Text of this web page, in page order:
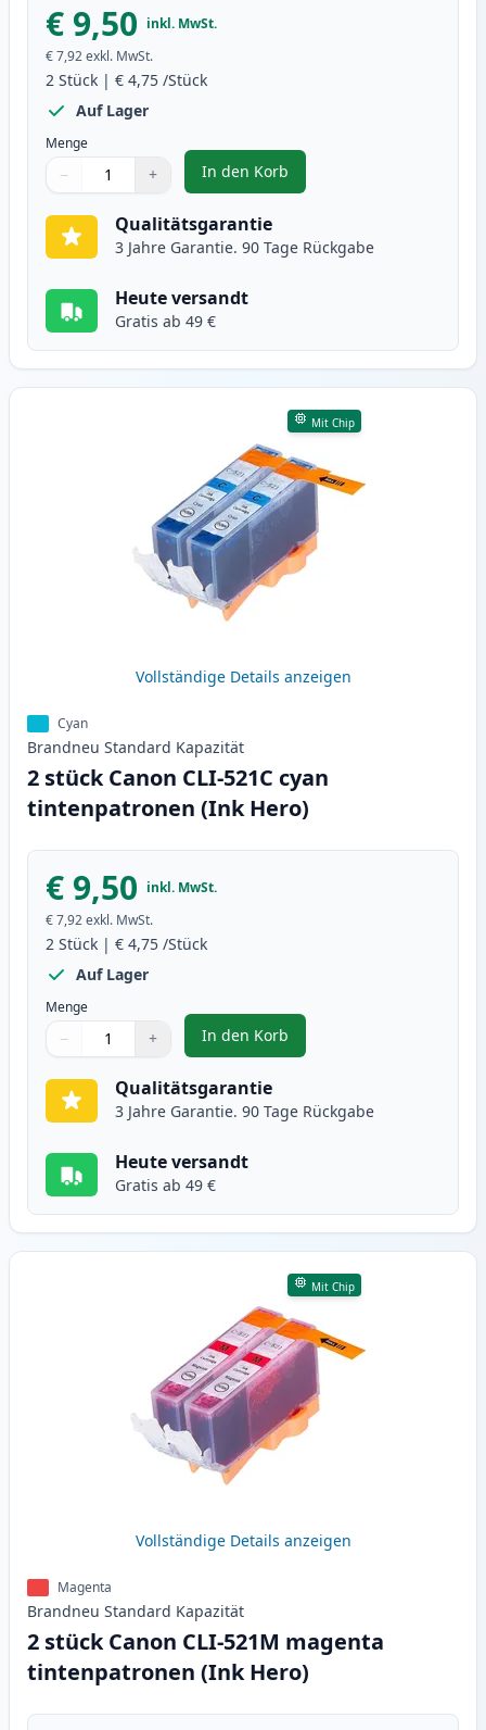
€ 9,50 inkl. MwSt.
€ 7,92exkl. MwSt.
2 Stück | € 4,75 /Stück
Auf Lager
Menge
Verwenden Sie die Tasten, um anzupassen
− +
1
In den Korb
, 2 stück Canon CLI-521BK
Qualitätsgarantie
3 Jahre Garantie. 90 Tage Rückgabe
Heute versandt
Gratis ab 49 €
Mit Chip
Vollständige Details anzeigen
Cyan
Brandneu Standard Kapazität
2 stück Canon CLI-521C cyan
tintenpatronen (Ink Hero)
€ 9,50 inkl. MwSt.
€ 7,92exkl. MwSt.
2 Stück | € 4,75 /Stück
Auf Lager
Menge
Verwenden Sie die Tasten, um anzupassen
− +
1
In den Korb
, 2 stück Canon CLI-521C cyan
Qualitätsgarantie
3 Jahre Garantie. 90 Tage Rückgabe
Heute versandt
Gratis ab 49 €
Mit Chip
Vollständige Details anzeigen
Magenta
Brandneu Standard Kapazität
2 stück Canon CLI-521M magenta
tintenpatronen (Ink Hero)